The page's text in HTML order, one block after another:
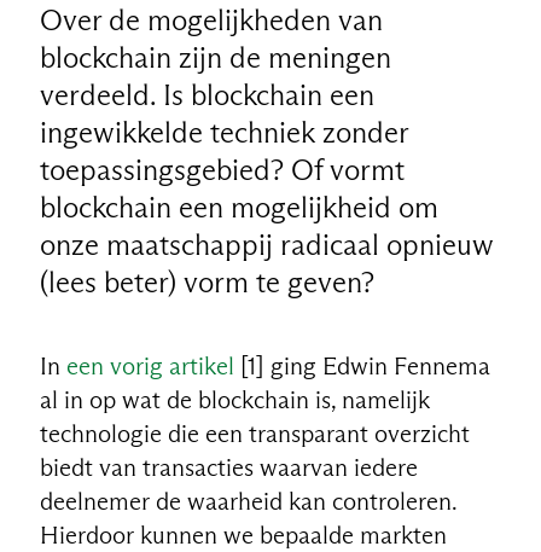
Over de mogelijkheden van
blockchain zijn de meningen
verdeeld. Is blockchain een
ingewikkelde techniek zonder
toepassingsgebied? Of vormt
blockchain een mogelijkheid om
onze maatschappij radicaal opnieuw
(lees beter) vorm te geven?
In een vorig artikel [1] ging Edwin Fennema
al in op wat de blockchain is, namelijk
technologie die een transparant overzicht
biedt van transacties waarvan iedere
deelnemer de waarheid kan controleren.
Hierdoor kunnen we bepaalde markten